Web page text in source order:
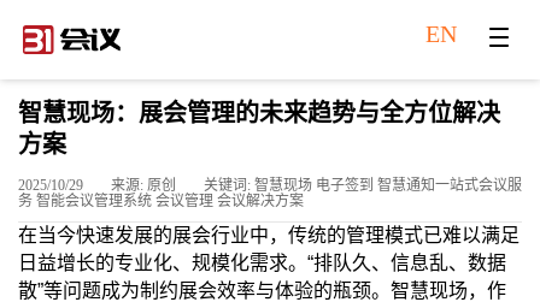
EN
智慧现场：展会管理的未来趋势与全方位解决
方案
2025/10/29 来源: 原创
关键词: 智慧现场 电子签到 智慧通知一站式会议服
务 智能会议管理系统 会议管理 会议解决方案
在当今快速发展的展会行业中，传统的管理模式已难以满足
日益增长的专业化、规模化需求。“排队久、信息乱、数据
散”等问题成为制约展会效率与体验的瓶颈。智慧现场，作